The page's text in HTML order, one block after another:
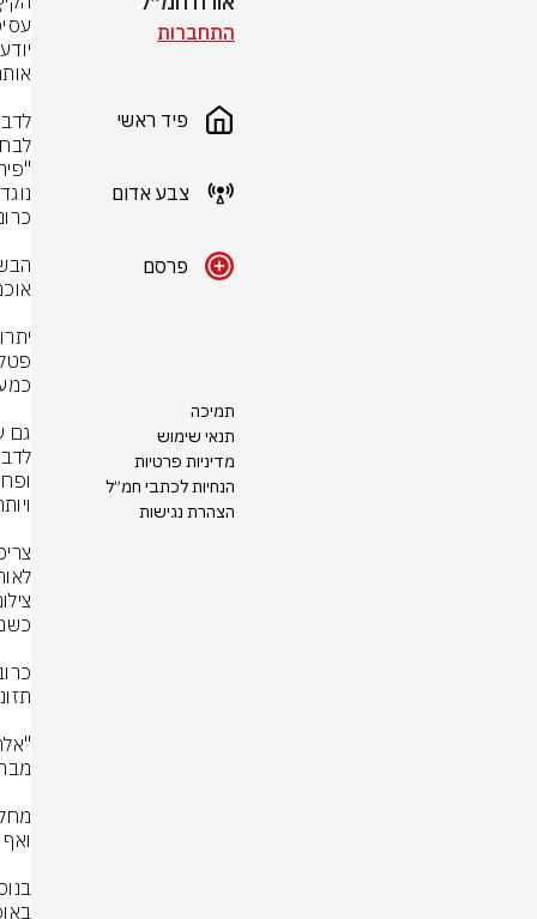
התחברות
פיד ראשי
צבע אדום
פרסם
תמיכה
תנאי שימוש
מדיניות פרטיות
הנחיות לכתבי חמ״ל
הצהרת נגישות
גם